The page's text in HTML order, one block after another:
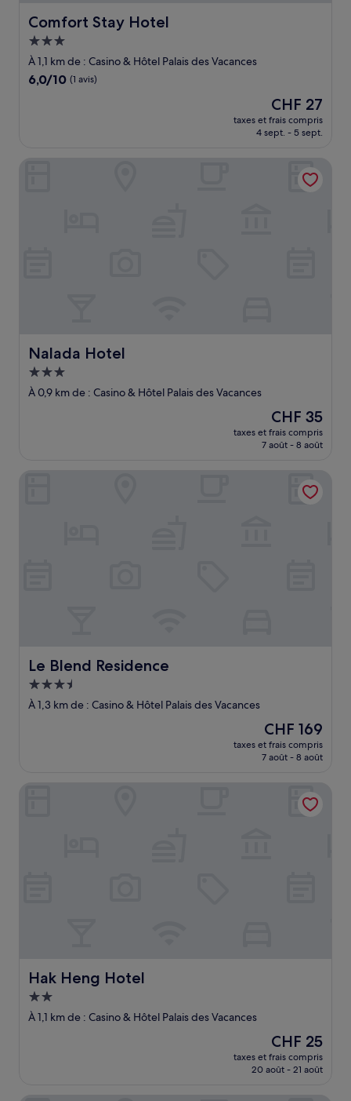
Comfort Stay Hotel
Comfort Stay Hotel
Hébergement
3.0 étoiles
À 1,1 km de : Casino & Hôtel Palais des Vacances
6.0
6,0/10 (1 avis)
Le
nouveau
prix
CHF 27
CHF 27
taxes et frais compris
4 sept. - 5 sept.
Nalada Hotel
Nalada Hotel
Hébergement
3.0 étoiles
À 0,9 km de : Casino & Hôtel Palais des Vacances
Le
nouveau
prix
CHF 35
CHF 35
taxes et frais compris
7 août - 8 août
Le Blend Residence
Le Blend Residence
Hébergement
3.5 étoiles
À 1,3 km de : Casino & Hôtel Palais des Vacances
Le
nouveau
prix
CHF 169
CHF 169
taxes et frais compris
7 août - 8 août
Hak Heng Hotel
Hak Heng Hotel
Hébergement
2.0 étoiles
À 1,1 km de : Casino & Hôtel Palais des Vacances
Le
nouveau
prix
CHF 25
taxes et frais compris
20 août - 21 août